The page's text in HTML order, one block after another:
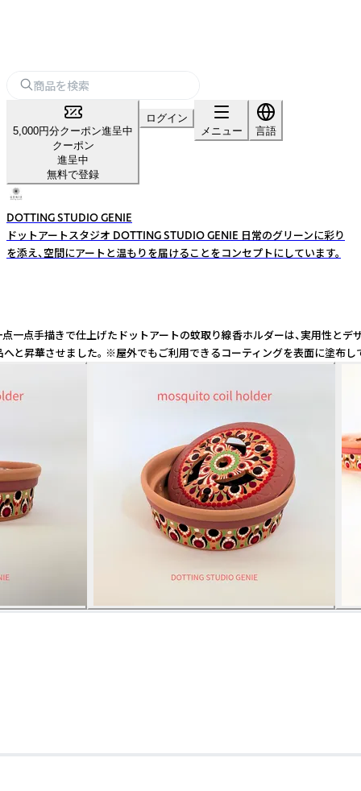
5,000円分クーポン進呈中
クーポン
進呈中
無料で登録
ログイン
メニュー
言語
DOTTING STUDIO GENIE
ドットアートスタジオ DOTTING STUDIO GENIE 日常のグリーンに彩り
を添え、空間にアートと温もりを届けることをコンセプトにしています。
描きで仕上げたドットアートの蚊取り線香ホルダーは、実用性
昇華させました。 ※屋外でもご利用できるコーティングを表面に